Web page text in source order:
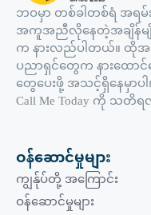
ဘဝမှာ တစ်ခါတစ်ရံ အရ
အကူအညီလိုနေတဲ့အချိန်မျို
က နားလည်ပါတယ်။ ထိုအ
ပညာရှင်တွေက နားထော
တွေပေးဖို့ အသင့်ရှိနေမှ
Call Me Today ကို သတိ
ဝန်ဆောင်မှုများ
ကျွန်ုပ်တို့ အကြောင်း
ဝန်ဆောင်မှုများ